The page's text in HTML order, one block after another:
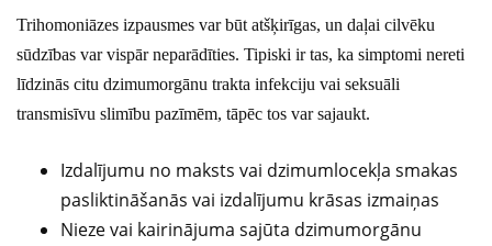
Trihomoniāzes izpausmes var būt atšķirīgas, un daļai cilvēku
sūdzības var vispār neparādīties. Tipiski ir tas, ka simptomi nereti
līdzinās citu dzimumorgānu trakta infekciju vai seksuāli
transmisīvu slimību pazīmēm, tāpēc tos var sajaukt.
Izdalījumu no maksts vai dzimumlocekļa smakas
pasliktināšanās vai izdalījumu krāsas izmaiņas
Nieze vai kairinājuma sajūta dzimumorgānu